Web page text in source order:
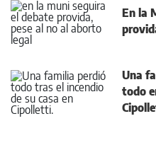
En la
Una
todo